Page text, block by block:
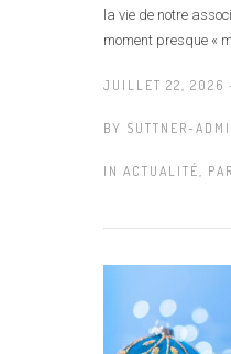
la vie de notre
moment presque «
JUILLET 22, 2026
BY SUTTNER-
IN ACTUALITÉ,